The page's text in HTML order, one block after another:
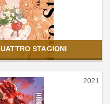
STAGIONI
2021